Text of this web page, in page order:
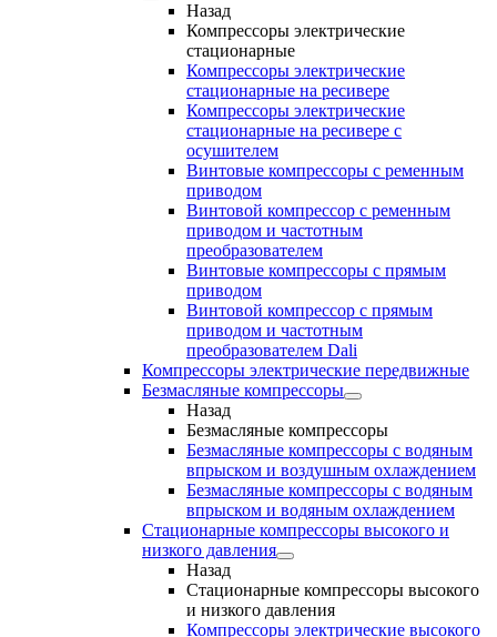
Назад
Компрессоры электрические
стационарные
Компрессоры электрические
стационарные на ресивере
Компрессоры электрические
стационарные на ресивере с
осушителем
Винтовые компрессоры с ременным
приводом
Винтовой компрессор с ременным
приводом и частотным
преобразователем
Винтовые компрессоры с прямым
приводом
Винтовой компрессор с прямым
приводом и частотным
преобразователем Dali
Компрессоры электрические передвижные
Безмасляные компрессоры
Назад
Безмасляные компрессоры
Безмасляные компрессоры с водяным
впрыском и воздушным охлаждением
Безмасляные компрессоры с водяным
впрыском и водяным охлаждением
Стационарные компрессоры высокого и
низкого давления
Назад
Стационарные компрессоры высокого
и низкого давления
Компрессоры электрические высокого